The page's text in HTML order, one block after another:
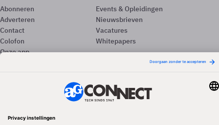
Abonneren
Adverteren
Contact
Colofon
Onze app
Events & Opleidingen
Nieuwsbrieven
Vacatures
Whitepapers